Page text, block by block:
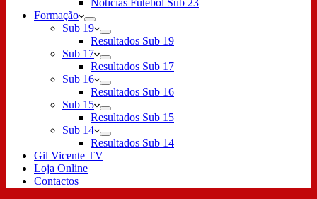
Notícias Futebol Sub 23
Formação
Sub 19
Resultados Sub 19
Sub 17
Resultados Sub 17
Sub 16
Resultados Sub 16
Sub 15
Resultados Sub 15
Sub 14
Resultados Sub 14
Gil Vicente TV
Loja Online
Contactos